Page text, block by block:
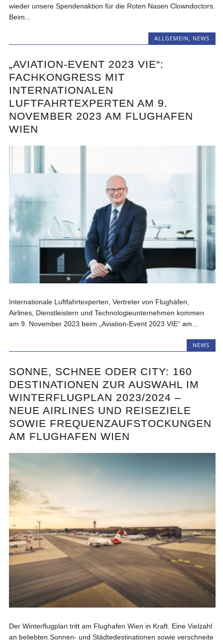
wieder unsere Spendenaktion für die Roten Nasen Clowndoctors.
Beim...
ALLGEMEIN NEWS
„AVIATION-EVENT 2023 VIE“:
FACHKONGRESS MIT
INTERNATIONALEN
LUFTFAHRTEXPERTEN AM 9.
NOVEMBER 2023 AM FLUGHAFEN
WIEN
Internationale Luftfahrtexperten, Vertreter von Flughäfen,
Airlines, Dienstleistern und Technologieunternehmen kommen
am 9. November 2023 beim „Aviation-Event 2023 VIE“ am...
NEWS
SONNE, SCHNEE ODER CITY: 160
DESTINATIONEN ZUR AUSWAHL IM
WINTERFLUGPLAN 2023/2024 –
NEUE AIRLINES UND REISEZIELE
SOWIE FREQUENZAUFSTOCKUNGEN
AM FLUGHAFEN WIEN
Der Winterflugplan tritt am Flughafen Wien in Kraft. Eine Vielzahl
an beliebten Sonnen- und Städtedestinationen sowie verschneite